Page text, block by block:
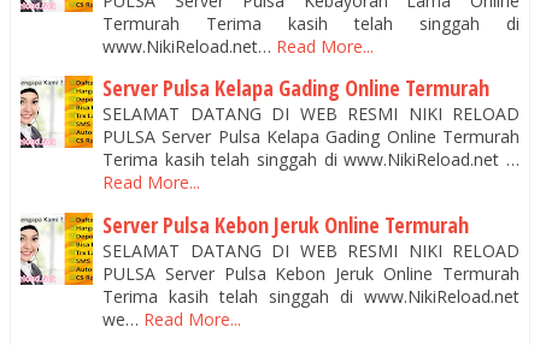
Termurah Terima kasih telah singgah di
www.NikiReload.net… Read More...
Server Pulsa Kelapa Gading Online Termurah
SELAMAT DATANG DI WEB RESMI NIKI RELOAD
PULSA Server Pulsa Kelapa Gading Online Termurah
Terima kasih telah singgah di www.NikiReload.net …
Read More...
Server Pulsa Kebon Jeruk Online Termurah
SELAMAT DATANG DI WEB RESMI NIKI RELOAD
PULSA Server Pulsa Kebon Jeruk Online Termurah
Terima kasih telah singgah di www.NikiReload.net
we… Read More...